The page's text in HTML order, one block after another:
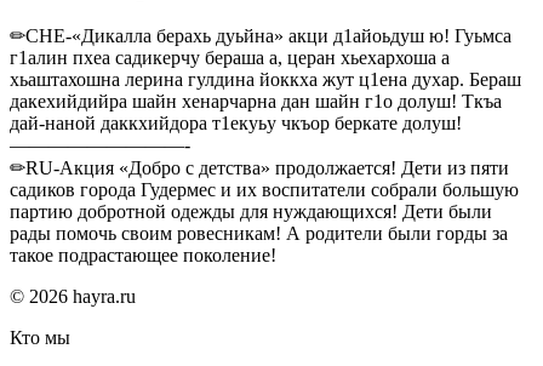
✏CHE-«Дикалла берахь дуьйна» акци д1айоьдуш ю! Гуьмса
г1алин пхеа садикерчу бераша а, церан хьехархоша а
хьаштахошна лерина гулдина йоккха жут ц1ена духар. Бераш
дакехийдийра шайн хенарчарна дан шайн г1о долуш! Ткъа
дай-наной даккхийдора т1екуьу чкъор беркате долуш!
—————————-
✏RU-Акция «Добро с детства» продолжается! Дети из пяти
садиков города Гудермес и их воспитатели собрали большую
партию добротной одежды для нуждающихся! Дети были
рады помочь своим ровесникам! А родители были горды за
такое подрастающее поколение!
© 2026 hayra.ru
Кто мы